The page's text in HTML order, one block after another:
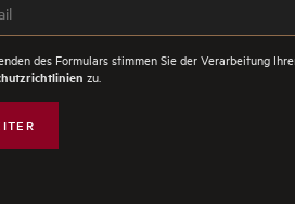
des Formulars stimmen Sie der Verarbeitung
zu.